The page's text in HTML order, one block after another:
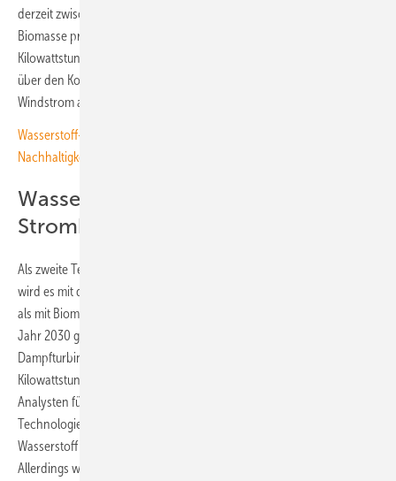
derzeit zwischen 20,2 und 32,5 Cent pro Kilowattstunde. Die feste
Biomasse produziert den Strom mit 11,5 bis 23,5 Cent pro
Kilowattstunde zwar deutlich preiswerter, allerdings noch deutlich
über den Kosten, die für Solarstrom aus großen Anlagen oder
Windstrom anfallen.
Wasserstoff-Importstrategie beschlossen: Kritik an fehlenden
Nachhaltigkeitskriterien
Wasserstoffpreise treiben die
Stromkosten
Als zweite Technologie ist gerade Wasserstoff im Gespräch. Doch hier
wird es mit den Kosten für die flexible Stromproduktion nicht besser
als mit Biomasse. Denn die Analysten gehen davon aus, dass ein im
Jahr 2030 gebautes wasserstoffbetriebenes Gas- und
Dampfturbinenkraftwerk den Strom für 23,6 bis 43,3 Cent pro
Kilowattstunde produziert. Dafür aber im hochflexiblen Betrieb. Die
Analysten führen die deutlich höheren Kosten für die flexiblen
Technologien vor allem auf die CO2-Kosten und die Beschaffung von
Wasserstoff zurück. „Wir benötigen sie aber als wichtige Ergänzung.
Allerdings wird ihr Betrieb auf das Nötigste beschränkt sein“, sagt Paul